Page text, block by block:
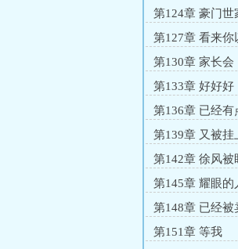
第124章 豪门
第127章 看来你
第130章 家长会
第133章 好好好
第136章 已经有
第139章 又被
第142章 徐风被
第145章 耀眼的
第148章 已经被
第151章 等我